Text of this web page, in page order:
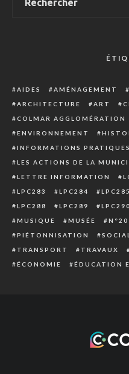
AIDES AMÉNAGEMENT
ARCHITECTURE
ART
COLMAR AGGLOMÉRATION
ENVIRONNEMENT
INFORMATIONS PRATIQUES
LES ACTIONS DE LA
LETTRE INFORMATION
LPC283
LPC284 LPC285
LPC288
LPC289 LPC290
MUSIQUE
MUSÉE N°20
PIÉTONNISATION
SOCIAL
TRANSPORT
TRAVAUX
ÉCONOMIE
ÉDUCATION